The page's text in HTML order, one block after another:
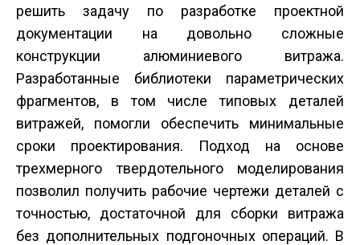
решить задачу по разработке проектной
документации на довольно сложные
конструкции алюминиевого витража.
Разработанные библиотеки параметрических
фрагментов, в том числе типовых деталей
витражей, помогли обеспечить минимальные
сроки проектирования. Подход на основе
трехмерного твердотельного моделирования
позволил получить рабочие чертежи деталей с
точностью, достаточной для сборки витража
без дополнительных подгоночных операций. В